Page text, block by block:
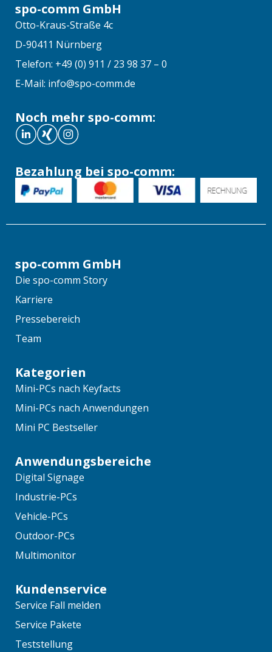
spo-comm GmbH
Otto-Kraus-Straße 4c
D-90411 Nürnberg
Telefon: +49 (0) 911 / 23 98 37 – 0
E-Mail: info@spo-comm.de
Noch mehr spo-comm:
Bezahlung bei spo-comm:
spo-comm GmbH
Die spo-comm Story
Karriere
Pressebereich
Team
Kategorien
Mini-PCs nach Keyfacts
Mini-PCs nach Anwendungen
Mini PC Bestseller
Anwendungsbereiche
Digital Signage
Industrie-PCs
Vehicle-PCs
Outdoor-PCs
Multimonitor
Kundenservice
Service Fall melden
Service Pakete
Teststellung